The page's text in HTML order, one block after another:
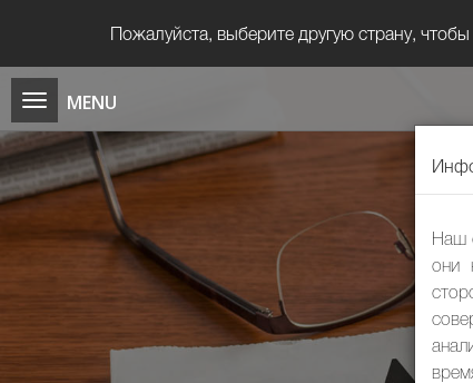
Пожалуйста, выберите другую страну,
Наш
они